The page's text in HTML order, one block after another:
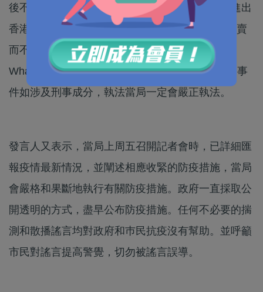
後不能堂食」。政府澄清，從無計劃禁止所有人進出
香港，即所謂「封關」，或於今晚6時後只容許外賣
而不能堂食。政府發言人譴責有人在網上和
WhatsApp群組散布謠言，造成公眾恐慌，又強調事
件如涉及刑事成分，執法當局一定會嚴正執法。
發言人又表示，當局上周五召開記者會時，已詳細匯
報疫情最新情況，並闡述相應收緊的防疫措施，當局
會嚴格和果斷地執行有關防疫措施。政府一直採取公
開透明的方式，盡早公布防疫措施。任何不必要的揣
測和散播謠言均對政府和巿民抗疫沒有幫助。並呼籲
市民對謠言提高警覺，切勿被謠言誤導。